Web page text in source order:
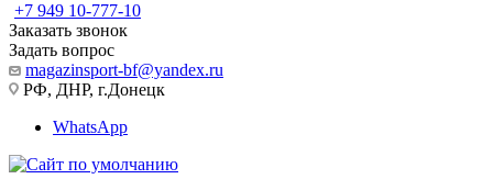
+7 949 10-777-10
Заказать звонок
Задать вопрос
magazinsport-bf@yandex.ru
РФ, ДНР, г.Донецк
WhatsApp